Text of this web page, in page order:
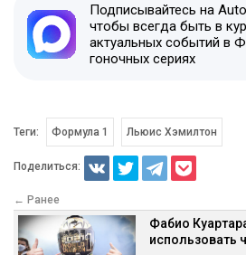
Подписывайтесь на
чтобы всегда быть в
актуальных событий в
гоночных сериях
Теги: Формула 1 Льюис Хэмилтон
Поделиться:
← Ранее
Фабио
использовать